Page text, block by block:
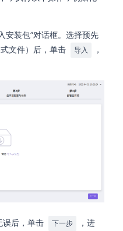
安装包”对话框。选择预先
文件）后，单击 导入
，
误后，单击 下一步
，进